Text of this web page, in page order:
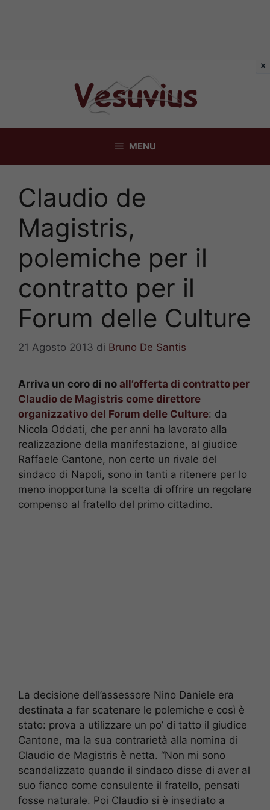
MENU
Claudio de
Magistris,
polemiche per il
contratto per il
Forum delle Culture
21 Agosto 2013 di Bruno De Santis
Arriva un coro di no all’offerta di contratto per
Claudio de Magistris come direttore
organizzativo del Forum delle Culture: da
Nicola Oddati, che per anni ha lavorato alla
realizzazione della manifestazione, al giudice
Raffaele Cantone, non certo un rivale del
sindaco di Napoli, sono in tanti a ritenere per lo
meno inopportuna la scelta di offrire un regolare
compenso al fratello del primo cittadino.
La decisione dell’assessore Nino Daniele era
destinata a far scatenare le polemiche e così è
stato: prova a utilizzare un po’ di tatto il giudice
Cantone, ma la sua contrarietà alla nomina di
Claudio de Magistris è netta. “Non mi sono
scandalizzato quando il sindaco disse di aver al
suo fianco come consulente il fratello, pensati
fosse naturale. Poi Claudio si è insediato a